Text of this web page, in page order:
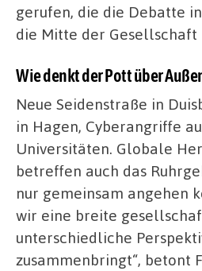
gerufen, die die Debatte
die Mitte der Gesellschaft
Wie denkt der Pott über
Neue Seidenstraße in
in Hagen, Cyberangriffe
Universitäten. Globale
betreffen auch das
nur gemeinsam angehen
wir eine breite
unterschiedliche
zusammenbringt“, betont